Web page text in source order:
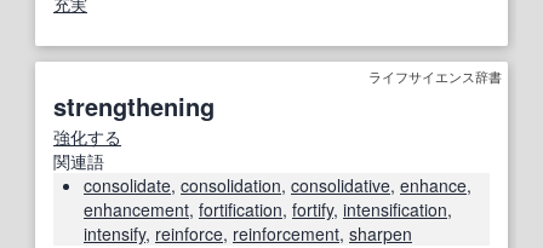
ライフサイエンス辞書
strengthening
強化する
関連語
consolidate, consolidation, consolidative, enhance,
enhancement, fortification, fortify, intensification,
intensify, reinforce, reinforcement, sharpen